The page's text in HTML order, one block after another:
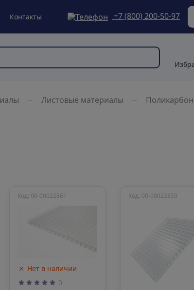
Контакты +7 (800) 200-50-97
Листовые материалы
Нет в наличии
Код: 00-00022861
0
Код: 00-00022859